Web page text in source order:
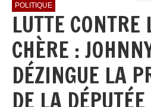
POLITIQUE
LUTTE CONTRE
CHÈRE :
DÉZINGUE LA
DE LA DÉPUTÉE